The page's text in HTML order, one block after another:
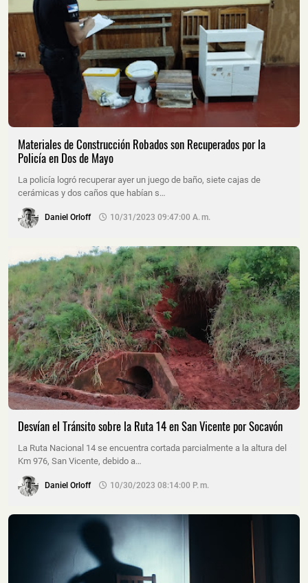
Materiales de Construcción Robados son Recuperados por la
Policía en Dos de Mayo
La policía logró recuperar ayer un juego de baño, siete cajas de
cerámicas y dos caños que habían s…
Daniel Orloff 10/31/2023 09:47:00 A. M.
Desvían el Tránsito sobre la Ruta 14 en San Vicente por Socavón
La Ruta Nacional 14 se encuentra cortada parcialmente a la altura del
Km 976, San Vicente, debido a…
Daniel Orloff 10/30/2023 08:14:00 P. M.